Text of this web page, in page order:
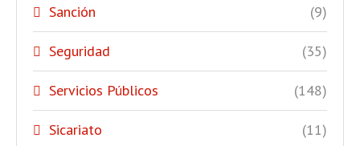
Sanción (9)
Seguridad (35)
Servicios Públicos (148)
Sicariato (11)